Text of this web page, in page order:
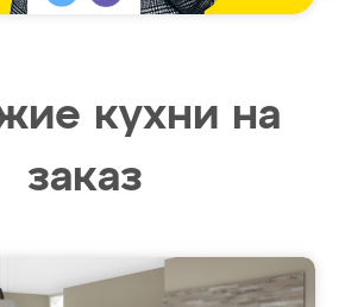
кухни на
заказ